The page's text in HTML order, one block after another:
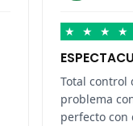
★ ★ ★ ★
Total control
problema
perfecto con